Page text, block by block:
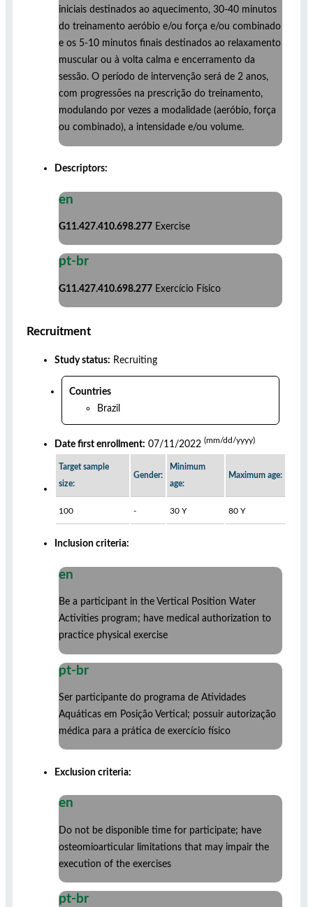
iniciais destinados ao aquecimento, 30-40 minutos
do treinamento aeróbio e/ou força e/ou combinado
e os 5-10 minutos finais destinados ao relaxamento
muscular ou à volta calma e encerramento da
sessão. O período de intervenção será de 2 anos,
com progressões na prescrição do treinamento,
modulando por vezes a modalidade (aeróbio, força
ou combinado), a intensidade e/ou volume.
Descriptors:
en
G11.427.410.698.277 Exercise
pt-br
G11.427.410.698.277 Exercício Físico
Recruitment
Study status: Recruiting
Countries
Brazil
Date first enrollment: 07/11/2022 (mm/dd/yyyy)
Target sample
size:
Gender:
Minimum
age:
Maximum age:
100 - 30 Y 80 Y
Inclusion criteria:
en
Be a participant in the Vertical Position Water
Activities program; have medical authorization to
practice physical exercise
pt-br
Ser participante do programa de Atividades
Aquáticas em Posição Vertical; possuir autorização
médica para a prática de exercício físico
Exclusion criteria:
en
Do not be disponible time for participate; have
osteomioarticular limitations that may impair the
execution of the exercises
pt-br